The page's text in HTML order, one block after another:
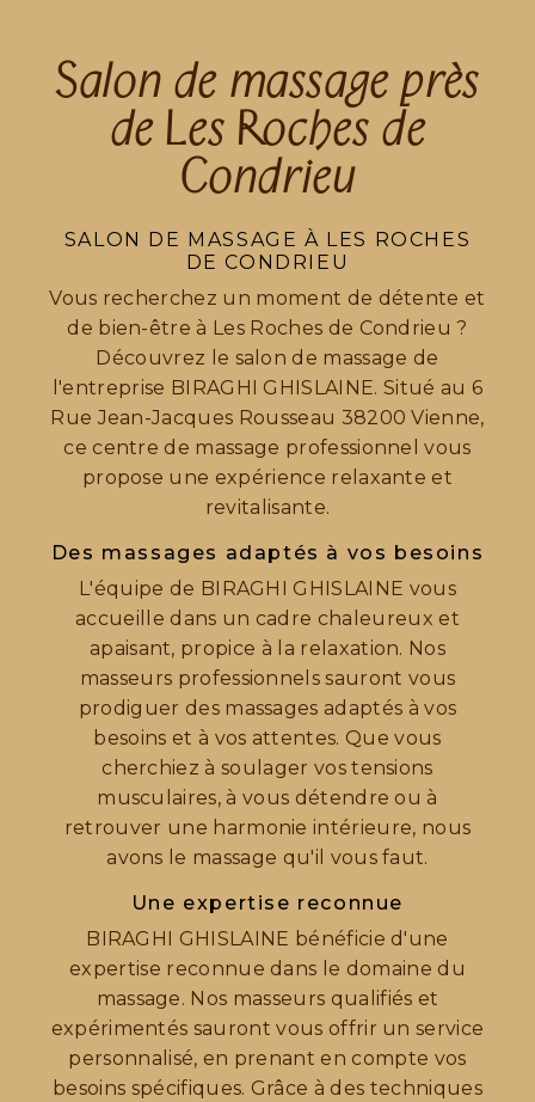
Salon de massage près
de Les Roches de
Condrieu
SALON DE MASSAGE À LES ROCHES
DE CONDRIEU
Vous recherchez un moment de détente et
de bien-être à Les Roches de Condrieu ?
Découvrez le salon de massage de
l'entreprise BIRAGHI GHISLAINE. Situé au 6
Rue Jean-Jacques Rousseau 38200 Vienne,
ce centre de massage professionnel vous
propose une expérience relaxante et
revitalisante.
Des massages adaptés à vos besoins
L'équipe de BIRAGHI GHISLAINE vous
accueille dans un cadre chaleureux et
apaisant, propice à la relaxation. Nos
masseurs professionnels sauront vous
prodiguer des massages adaptés à vos
besoins et à vos attentes. Que vous
cherchiez à soulager vos tensions
musculaires, à vous détendre ou à
retrouver une harmonie intérieure, nous
avons le massage qu'il vous faut.
Une expertise reconnue
BIRAGHI GHISLAINE bénéficie d'une
expertise reconnue dans le domaine du
massage. Nos masseurs qualifiés et
expérimentés sauront vous offrir un service
personnalisé, en prenant en compte vos
besoins spécifiques. Grâce à des techniques